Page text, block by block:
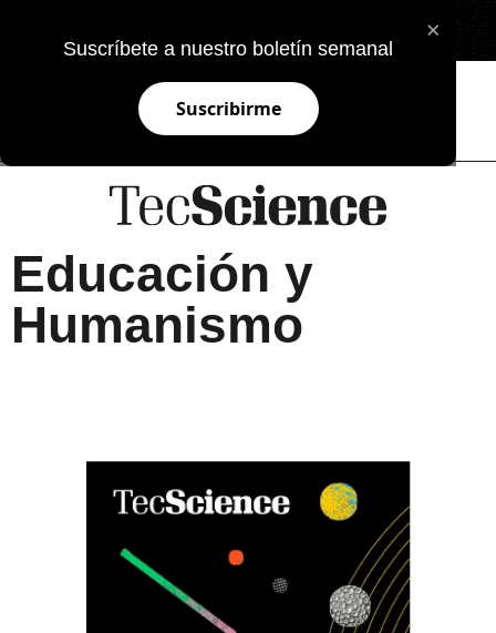
×
Suscríbete a nuestro boletín semanal
Suscribirme
Educación y
Humanismo